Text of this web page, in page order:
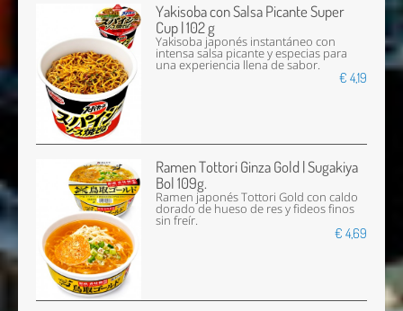
Yakisoba con Salsa Picante Super
Cup | 102 g
Yakisoba japonés instantáneo con
intensa salsa picante y especias para
una experiencia llena de sabor.
€ 4,19
Ramen Tottori Ginza Gold | Sugakiya
Bol 109g.
Ramen japonés Tottori Gold con caldo
dorado de hueso de res y fideos finos
sin freír.
€ 4,69